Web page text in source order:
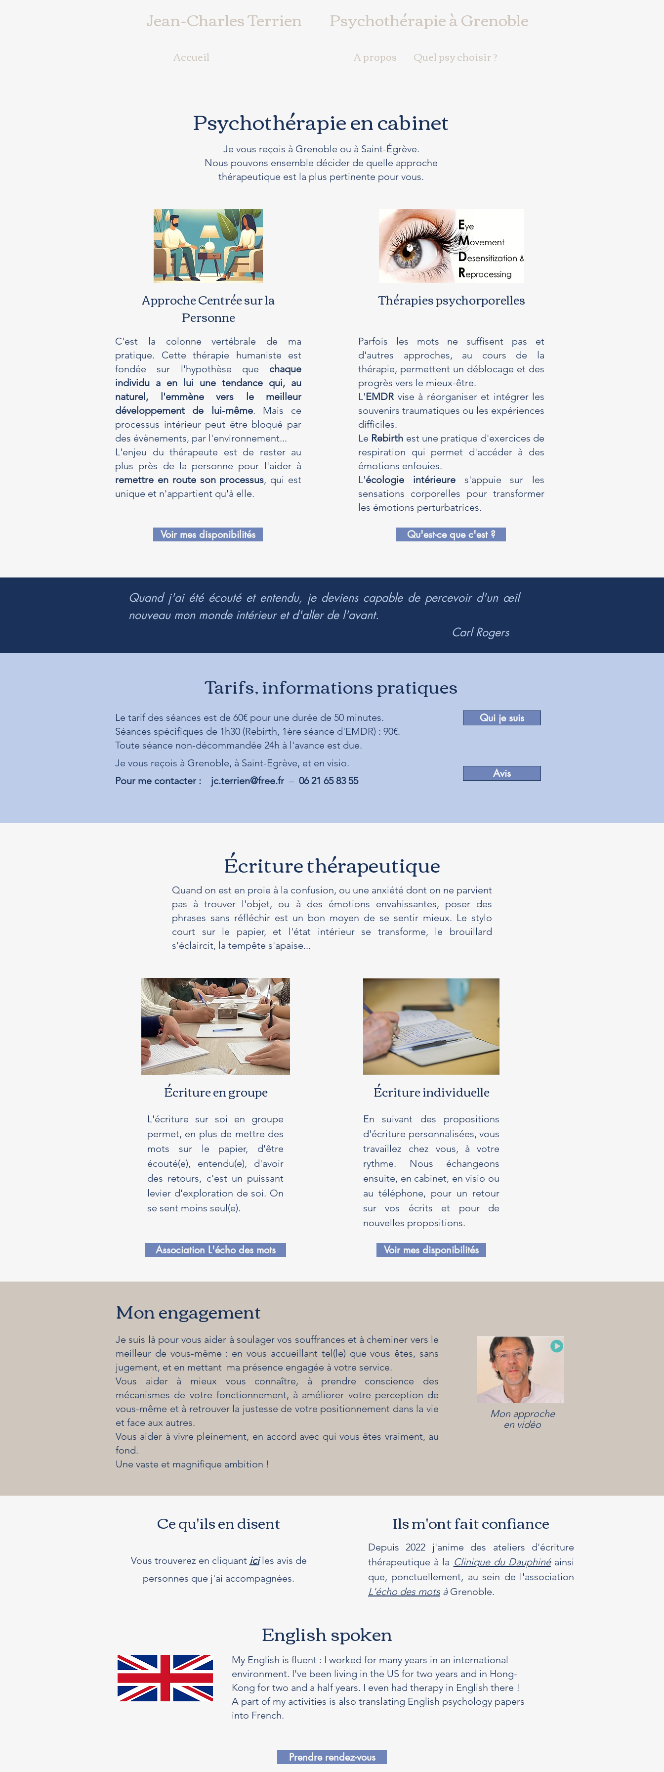
Jean-Charles Terrien Psychothérapieà Grenoble
Accueil A propos Quel psy choisir ?
Psychothérapie en cabinet
Je vous reçois à Grenoble ou à Saint-Égrève.
Nous pouvons ensemble décider de quelle approche
thérapeutique est la plus pertinente pour vous.
Approche Centrée sur la
Personne
C'est la colonne vertébrale de ma
pratique. Cette thérapie humaniste est
fondée sur l'hypothèse que chaque
individu a en lui une tendance qui, au
naturel, l'emmène vers le meilleur
développement de lui-même. Mais ce
processus intérieur peut être bloqué par
des évènements, par l'environnement...
L'enjeu du thérapeute est de rester au
plus près de la personne pour l'aider à
remettre en route son processus, qui est
unique et n'appartient qu'à elle.
Voir mes disponibilités
Thérapies psychorporelles
Parfois les mots ne suffisent pas et
d'autres approches, au cours de la
thérapie, permettent un déblocage et des
progrès vers le mieux-être.
L'EMDR vise à réorganiser et intégrer les
souvenirs traumatiques ou les expériences
difficiles.
Le Rebirth est une pratique d'exercices de
respiration qui permet d'accéder à des
émotions enfouies.
L'écologie intérieures'appuie sur les
sensations corporelles pour transformer
les émotions perturbatrices.
Qu'est-ce que c'est ?
Quand j'ai été écouté et entendu, je deviens capable de percevoir d'un œil
nouveau mon monde intérieur et d'aller de l'avant.
Carl Rogers
Tarifs, informations pratiques
Le tarif des séances est de 60€ pour une durée de 50 minutes.
Séances spécifiques de 1h30 (Rebirth, 1ère séance d'EMDR) : 90€.
Toute séance non-décommandée 24h à l'avance est due.
Je vous reçois à Grenoble, à Saint-Egrève, et en visio.
Pour me contacter : jc.terrien@free.fr– 06 21 65 83 55
Qui je suis
Avis
Écriture thérapeutique
Quand on est en proie à la confusion, ou une anxiété dont on ne parvient
pas à trouver l'objet, ou à des émotions envahissantes, poser des
phrases sans réfléchir est un bon moyen de se sentir mieux. Le stylo
court sur le papier, et l'état intérieur se transforme, le brouillard
s'éclaircit, la tempête s'apaise...
Écriture en groupe
L'écriture sur soi en groupe
permet, en plus de mettre des
mots sur le papier, d'être
écouté(e), entendu(e), d'avoir
des retours, c'est un puissant
levier d'exploration de soi. On
se sent moins seul(e).
Association L'écho des mots
Écriture individuelle
En suivant des propositions
d'écriture personnalisées, vous
travaillez chez vous, à votre
rythme. Nous échangeons
ensuite, en cabinet, en visio ou
au téléphone, pour un retour
sur vos écrits et pour de
nouvelles propositions.
Voir mes disponibilités
Mon engagement
Je suis là pour vous aider à soulager vos souffrances et à cheminer vers le
meilleur de vous-même : en vous accueillant tel(le) que vous êtes, sans
jugement, et en mettant ma présence engagée à votre service.
Vous aider à mieux vous connaître, à prendre conscience des
mécanismes de votre fonctionnement, à améliorer votre perception de
vous-même et à retrouver la justesse de votre positionnement dans la vie
et face aux autres.
Vous aider à vivre pleinement, en accord avec qui vous êtes vraiment, au
fond.
Une vaste et magnifique ambition !
Mon approche
en vidéo
Ce qu'ils en disent
Vous trouverez en cliquant iciles avis de
personnes que j'ai accompagnées.
Ils m'ont fait confiance
Depuis 2022 j'anime des ateliers d'écriture
thérapeutique à la Clinique du Dauphinéainsi
que, ponctuellement, au sein de l'association
L'écho des mots à Grenoble.
English spoken
My English is fluent : I worked for many years in an international
environment. I've been living in the US for two years and in Hong-
Kong for two and a half years. I even had therapy in English there !
A part of my activities is also translating English psychology papers
into French.
Prendre rendez-vous